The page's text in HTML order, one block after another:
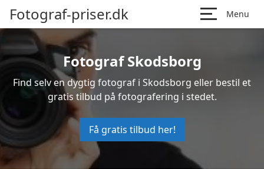
Fotograf-priser.dk Menu
Fotograf Skodsborg
Find selv en dygtig fotograf i Skodsborg eller bestil et
gratis tilbud på fotografering i stedet.
Få gratis tilbud her!